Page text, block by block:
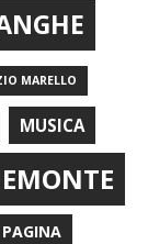
MARELLO
MUSICA